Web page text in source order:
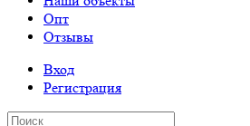
Опт
Отзывы
Вход
Регистрация